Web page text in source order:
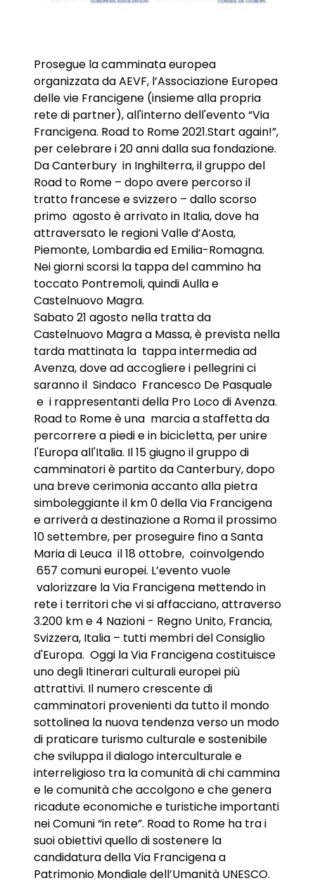
Prosegue la camminata europea
organizzata da AEVF, l’Associazione Europea
delle vie Francigene (insieme alla propria
rete di partner), all'interno dell'evento “Via
Francigena. Road to Rome 2021.Start again!”,
per celebrare i 20 anni dalla sua fondazione.
Da Canterbury in Inghilterra, il gruppo del
Road to Rome – dopo avere percorso il
tratto francese e svizzero – dallo scorso
primo agosto è arrivato in Italia, dove ha
attraversato le regioni Valle d’Aosta,
Piemonte, Lombardia ed Emilia-Romagna.
Nei giorni scorsi la tappa del cammino ha
toccato Pontremoli, quindi Aulla e
Castelnuovo Magra.
Sabato 21 agosto nella tratta da
Castelnuovo Magra a Massa, è prevista nella
tarda mattinata la tappa intermedia ad
Avenza, dove ad accogliere i pellegrini ci
saranno il Sindaco Francesco De Pasquale
e i rappresentanti della Pro Loco di Avenza.
Road to Rome è una marcia a staffetta da
percorrere a piedi e in bicicletta, per unire
l'Europa all'Italia. Il 15 giugno il gruppo di
camminatori è partito da Canterbury, dopo
una breve cerimonia accanto alla pietra
simboleggiante il km 0 della Via Francigena
e arriverà a destinazione a Roma il prossimo
10 settembre, per proseguire fino a Santa
Maria di Leuca il 18 ottobre, coinvolgendo
657 comuni europei. L’evento vuole
valorizzare la Via Francigena mettendo in
rete i territori che vi si affacciano, attraverso
3.200 km e 4 Nazioni - Regno Unito, Francia,
Svizzera, Italia – tutti membri del Consiglio
d'Europa. Oggi la Via Francigena costituisce
uno degli Itinerari culturali europei più
attrattivi. Il numero crescente di
camminatori provenienti da tutto il mondo
sottolinea la nuova tendenza verso un modo
di praticare turismo culturale e sostenibile
che sviluppa il dialogo interculturale e
interreligioso tra la comunità di chi cammina
e le comunità che accolgono e che genera
ricadute economiche e turistiche importanti
nei Comuni “in rete”. Road to Rome ha tra i
suoi obiettivi quello di sostenere la
candidatura della Via Francigena a
Patrimonio Mondiale dell’Umanità UNESCO.